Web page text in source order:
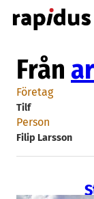
Hoppa
till
Från
Företag
Tilf
Person
Filip Larsson